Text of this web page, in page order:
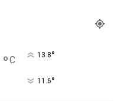
°C 13.8°
11.6°